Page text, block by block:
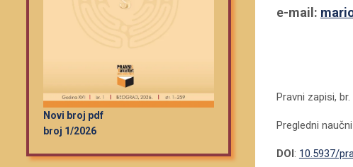
Novi broj pdf
broj 1/2026
e-mail:
Pravni zapisi,
Pregledni
DOI : 10.5937/